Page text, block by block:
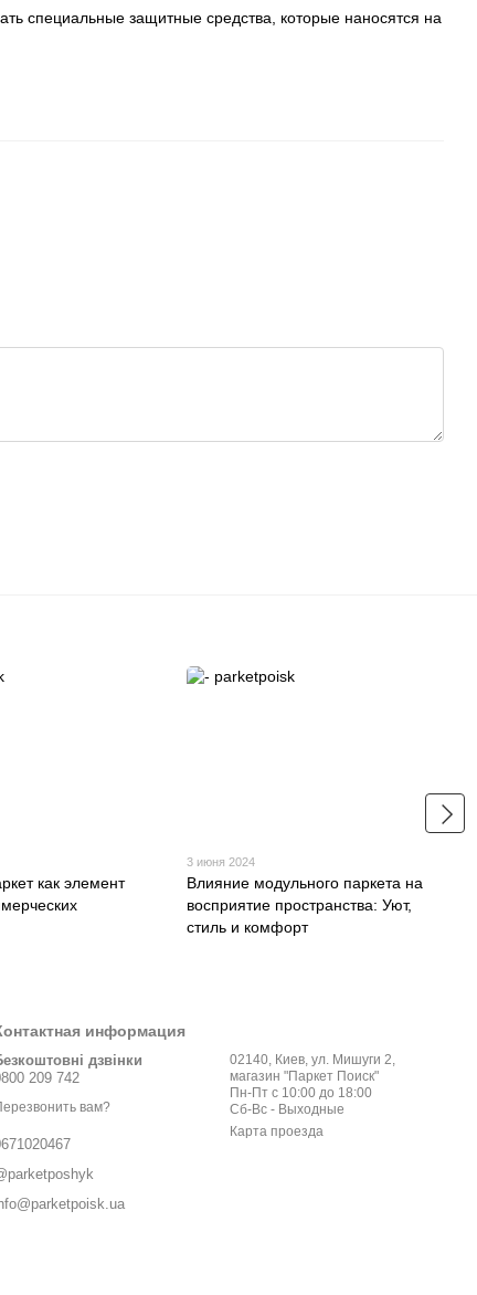
специальные защитные средства, которые наносятся на
как элемент
3 июня 2024
Влияние модульного паркета на
восприятие пространства: Уют,
стиль и комфорт
информация
дзвінки
209 742
вам?
02140, Киев, ул. Мишуги 2,
магазин "Паркет Поиск"
Пн-Пт с 10:00 до 18:00
Сб-Вс - Выходные
Карта проезда